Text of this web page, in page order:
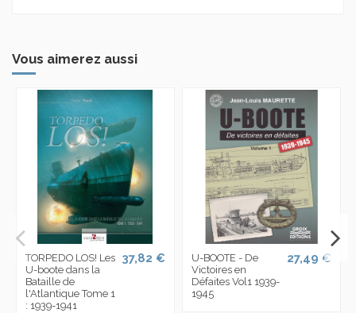
Vous aimerez aussi
TORPEDO LOS! Les
U-boote dans la
Bataille de
l'Atlantique Tome 1
: 1939-1941
37,82 €
U-BOOTE - De
Victoires en
Défaites Vol1 1939-
1945
27,49 €